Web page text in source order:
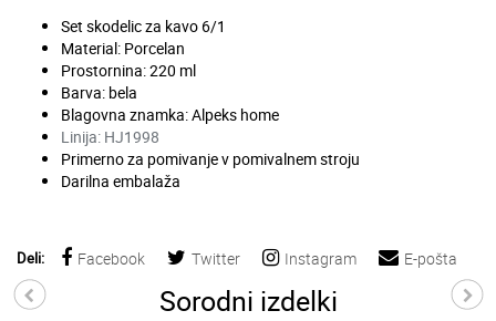
Set skodelic za kavo 6/1
Material: Porcelan
Prostornina: 220 ml
Barva: bela
Blagovna znamka: Alpeks home
Linija: HJ1998
Primerno za pomivanje v pomivalnem stroju
Darilna embalaža
Deli: Facebook Twitter Instagram E-pošta
Sorodni izdelki